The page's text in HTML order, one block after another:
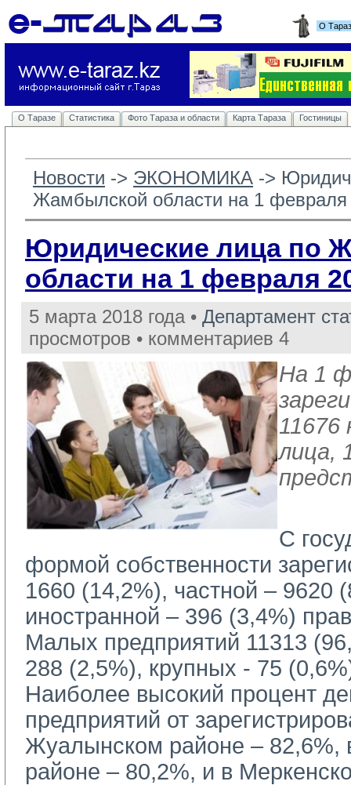
О
О Таразе Статистика Фото Тараза и области Карта Тараза Гостиницы
Новости -> ЭКОНОМИКА ->
Жамбылской области на 1 февраля
Юридические лица по
области на 1 февраля
5 марта 2018 года • Департамент
просмотров • комментариев 4
На 1
11676
лица,
С
формой собственности
1660 (14,2%), частной – 9620
иностранной – 396 (3,4%)
Малых предприятий 11313
288 (2,5%), крупных - 75
Наиболее высокий процент
предприятий от
Жуалынском районе – 82,6%,
районе – 80,2%, и в